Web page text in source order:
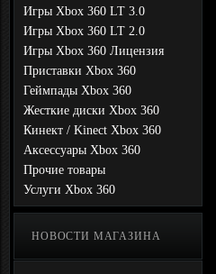
Игры Xbox 360 LT 3.0
Игры Xbox 360 LT 2.0
Игры Xbox 360 Лицензия
Приставки Xbox 360
Геймпады Xbox 360
Жесткие диски Xbox 360
Кинект / Kinect Xbox 360
Аксессуары Xbox 360
Прочие товары
Услуги Xbox 360
НОВОСТИ МАГАЗИНА